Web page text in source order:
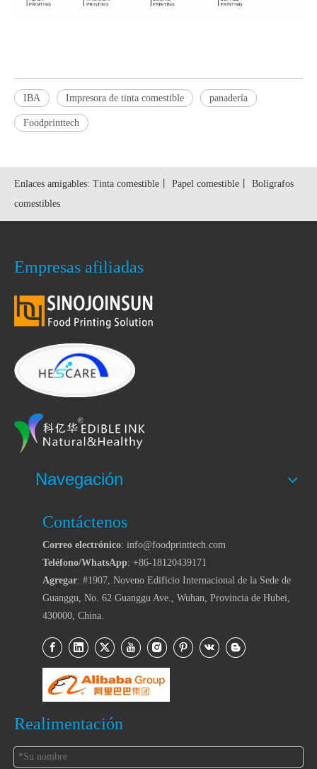
IBA Impresora de tinta comestible panadería
Foodprinttech
Enlaces amigables: Tinta comestible Papel comestible
Bolígrafos
comestibles
Empresas afiliadas
Navegación
Contáctenos
Correo electrónico: info@foodprinttech.com
Teléfono/WhatsApp: +86-18120439171
Agregar: #1907, Noveno Edificio Internacional de la Sede de
Guanggu, No. 62 Guanggu Ave., Wuhan, Provincia de Hubei,
430000, China.
Realimentación